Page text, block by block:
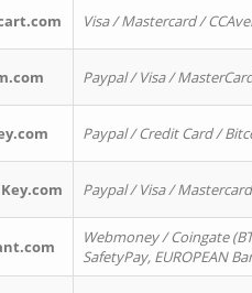
Visa / Mastercard /
Paypal / Visa /
Paypal / Credit Card /
Paypal / Visa /
Webmoney / Coingate
SafetyPay, EUROPEAN